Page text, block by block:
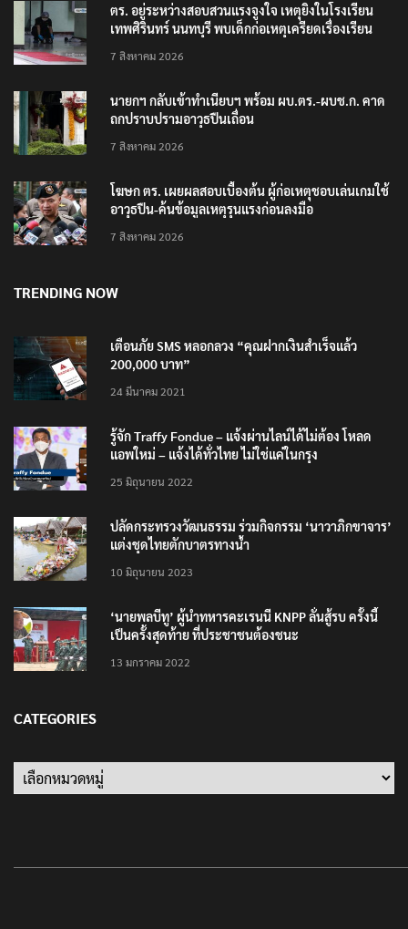
ตร. อยู่ระหว่างสอบสวนแรงจูงใจ เหตุยิงในโรงเรียน
เทพศิรินทร์ นนทบุรี พบเด็กก่อเหตุเครียดเรื่องเรียน
7 สิงหาคม 2026
นายกฯ กลับเข้าทำเนียบฯ พร้อม ผบ.ตร.-ผบช.ก. คาด
ถกปราบปรามอาวุธปืนเถื่อน
7 สิงหาคม 2026
โฆษก ตร. เผยผลสอบเบื้องต้น ผู้ก่อเหตุชอบเล่นเกมใช้
อาวุธปืน-ค้นข้อมูลเหตุรุนแรงก่อนลงมือ
7 สิงหาคม 2026
TRENDING NOW
เตือนภัย SMS หลอกลวง “คุณฝากเงินสำเร็จแล้ว
200,000 บาท”
24 มีนาคม 2021
รู้จัก Traffy Fondue – แจ้งผ่านไลน์ได้ไม่ต้อง โหลด
แอพใหม่ – แจ้งได้ทั่วไทย ไม่ใช่แค่ในกรุง
25 มิถุนายน 2022
ปลัดกระทรวงวัฒนธรรม ร่วมกิจกรรม ‘นาวาภิกขาจาร’
แต่งชุดไทยตักบาตรทางน้ำ
10 มิถุนายน 2023
‘นายพลบีทู’ ผู้นำทหารคะเรนนี KNPP ลั่นสู้รบ ครั้งนี้
เป็นครั้งสุดท้าย ที่ประชาชนต้องชนะ
13 มกราคม 2022
CATEGORIES
Categories